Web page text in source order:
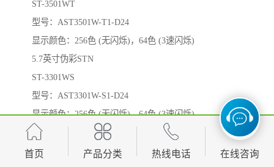
ST-3501WT
型号：AST3501W-T1-D24
显示颜色：256色 (无闪烁)，64色 (3速闪烁)
5.7英寸伪彩STN
ST-3301WS
型号：AST3301W-S1-D24
显示颜色：256色 (无闪烁)，64色 (3速闪烁)
5.7英寸蓝白LCD
ST-3301WB
首页 产品分类 热线电话 在线咨询